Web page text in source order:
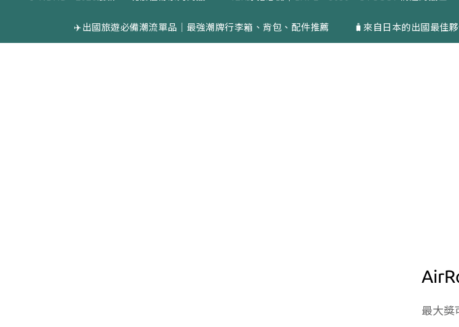
✈️出國旅遊必備潮流單品｜最強潮牌行李箱、背包、配件推薦 🧳來自日本的出國最佳
最大獎